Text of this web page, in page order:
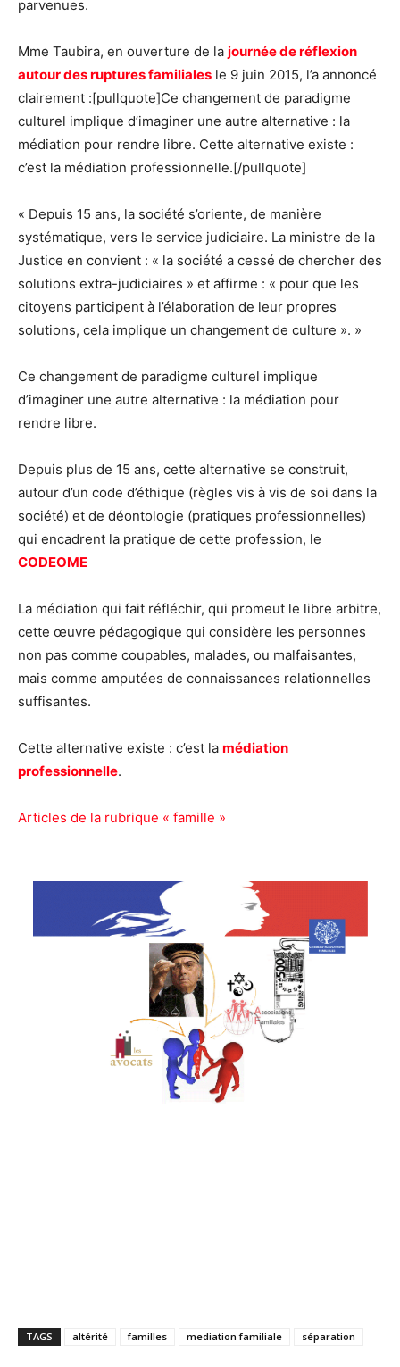
parvenues.
Mme Taubira, en ouverture de la journée de réflexion
autour des ruptures familiales le 9 juin 2015, l’a annoncé
clairement :[pullquote]Ce changement de paradigme
culturel implique d’imaginer une autre alternative : la
médiation pour rendre libre. Cette alternative existe :
c’est la médiation professionnelle.[/pullquote]
« Depuis 15 ans, la société s’oriente, de manière
systématique, vers le service judiciaire. La ministre de la
Justice en convient : « la société a cessé de chercher des
solutions extra-judiciaires » et affirme : « pour que les
citoyens participent à l’élaboration de leur propres
solutions, cela implique un changement de culture ». »
Ce changement de paradigme culturel implique
d’imaginer une autre alternative : la médiation pour
rendre libre.
Depuis plus de 15 ans, cette alternative se construit,
autour d’un code d’éthique (règles vis à vis de soi dans la
société) et de déontologie (pratiques professionnelles)
qui encadrent la pratique de cette profession, le
CODEOME
La médiation qui fait réfléchir, qui promeut le libre arbitre,
cette œuvre pédagogique qui considère les personnes
non pas comme coupables, malades, ou malfaisantes,
mais comme amputées de connaissances relationnelles
suffisantes.
Cette alternative existe : c’est la médiation
professionnelle.
Articles de la rubrique « famille »
TAGS altérité familles mediation familiale séparation